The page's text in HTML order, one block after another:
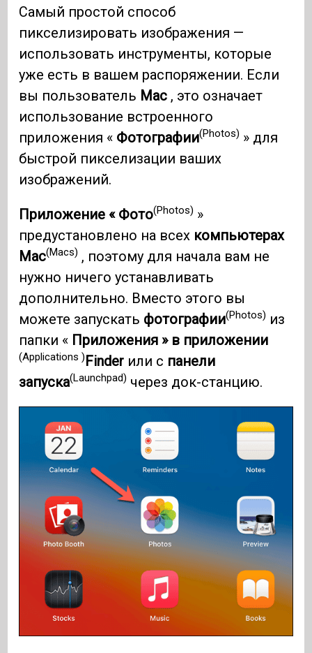
Самый простой способ
пикселизировать изображения —
использовать инструменты, которые
уже есть в вашем распоряжении. Если
вы пользователь Mac , это означает
использование встроенного
приложения « Фотографии(Photos) » для
быстрой пикселизации ваших
изображений.
Приложение « Фото(Photos) »
предустановлено на всех компьютерах
Mac(Macs) , поэтому для начала вам не
нужно ничего устанавливать
дополнительно. Вместо этого вы
можете запускать фотографии(Photos) из
папки « Приложения » в приложении
(Applications )Finder или с панели
запуска(Launchpad) через док-станцию.